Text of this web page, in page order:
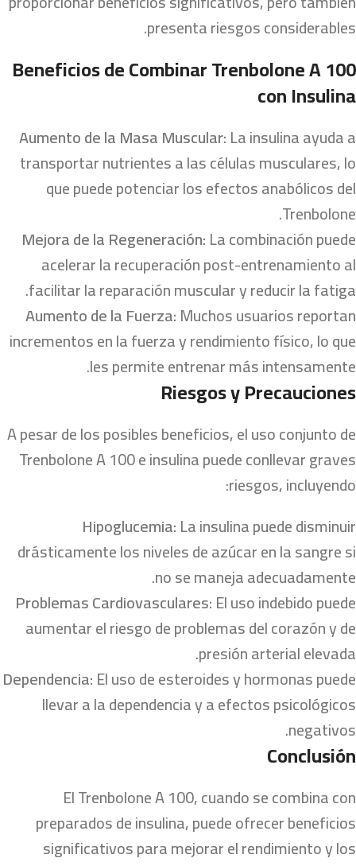
presenta riesgos considerables.
Beneficios de Combinar Trenbolone A 100
con Insulina
Aumento de la Masa Muscular:La insulina ayuda a
transportar nutrientes a las células musculares, lo
que puede potenciar los efectos anabólicos del
Trenbolone.
Mejora de la Regeneración:La combinación puede
acelerar la recuperación post-entrenamiento al
facilitar la reparación muscular y reducir la fatiga.
Aumento de la Fuerza:Muchos usuarios reportan
incrementos en la fuerza y rendimiento físico, lo que
les permite entrenar más intensamente.
Riesgos y Precauciones
A pesar de los posibles beneficios, el uso conjunto de
Trenbolone A 100 e insulina puede conllevar graves
riesgos, incluyendo:
Hipoglucemia:La insulina puede disminuir
drásticamente los niveles de azúcar en la sangre si
no se maneja adecuadamente.
Problemas Cardiovasculares:El uso indebido puede
aumentar el riesgo de problemas del corazón y de
presión arterial elevada.
Dependencia:El uso de esteroides y hormonas puede
llevar a la dependencia y a efectos psicológicos
negativos.
Conclusión
El Trenbolone A 100, cuando se combina con
preparados de insulina, puede ofrecer beneficios
significativos para mejorar el rendimiento y los